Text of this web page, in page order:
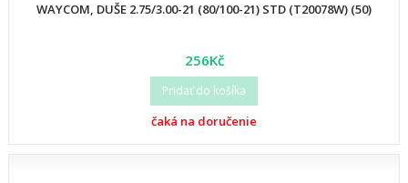
WAYCOM, DUŠE 2.75/3.00-21 (80/100-21) STD (T20078W) (50)
256Kč
Pridať do košíka
čaká na doručenie